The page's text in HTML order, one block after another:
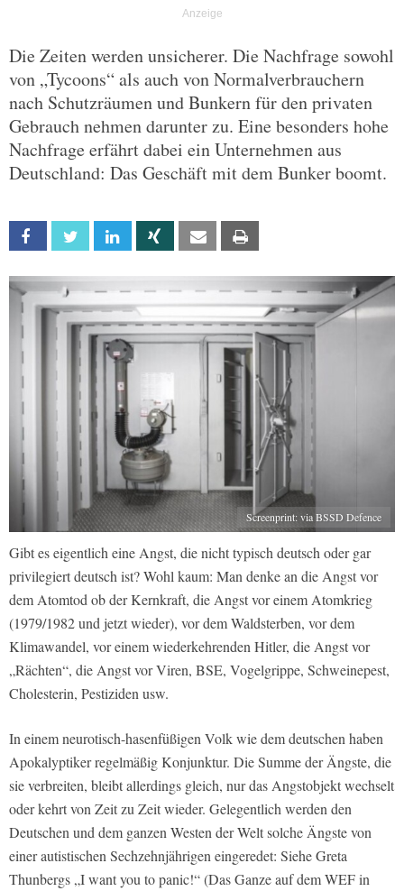
Die Zeiten werden unsicherer. Die Nachfrage sowohl
von „Tycoons“ als auch von Normalverbrauchern
nach Schutzräumen und Bunkern für den privaten
Gebrauch nehmen darunter zu. Eine besonders hohe
Nachfrage erfährt dabei ein Unternehmen aus
Deutschland: Das Geschäft mit dem Bunker boomt.
Facebook Twitter Linkedin Xing Email
Screenprint: via BSSD Defence
Gibt es eigentlich eine Angst, die nicht typisch deutsch oder gar
privilegiert deutsch ist? Wohl kaum: Man denke an die Angst vor
dem Atomtod ob der Kernkraft, die Angst vor einem Atomkrieg
(1979/1982 und jetzt wieder), vor dem Waldsterben, vor dem
Klimawandel, vor einem wiederkehrenden Hitler, die Angst vor
„Rächten“, die Angst vor Viren, BSE, Vogelgrippe, Schweinepest,
Cholesterin, Pestiziden usw.
In einem neurotisch-hasenfüßigen Volk wie dem deutschen haben
Apokalyptiker regelmäßig Konjunktur. Die Summe der Ängste, die
sie verbreiten, bleibt allerdings gleich, nur das Angstobjekt wechselt
oder kehrt von Zeit zu Zeit wieder. Gelegentlich werden den
Deutschen und dem ganzen Westen der Welt solche Ängste von
einer autistischen Sechzehnjährigen eingeredet: Siehe Greta
Thunbergs „I want you to panic!“ (Das Ganze auf dem WEF in